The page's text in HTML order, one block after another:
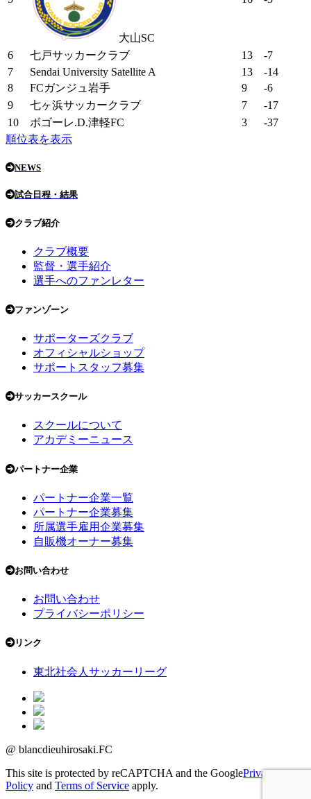
大山SC
6 七戸サッカークラブ 13
-7
7
Sendai University Satellite A 13
-14
8
FCガンジュ岩手 9
-6
9
七ヶ浜サッカークラブ 7
-17
10
ボゴーレ.D.津軽FC 3
-37
順位表を表示
NEWS
試合日程・結果
クラブ紹介
クラブ概要
監督・選手紹介
選手へのファンレター
ファンゾーン
サポーターズクラブ
オフィシャルショップ
サポートスタッフ募集
サッカースクール
スクールについて
アカデミーニュース
パートナー企業
パートナー企業一覧
パートナー企業募集
所属選手雇用企業募集
自販機オーナー募集
お問い合わせ
お問い合わせ
プライバシーポリシー
リンク
東北社会人サッカーリーグ
@ blancdieuhirosaki.FC
This site is protected by reCAPTCHA and the GooglePrivacy
Policy and Terms of Service apply.